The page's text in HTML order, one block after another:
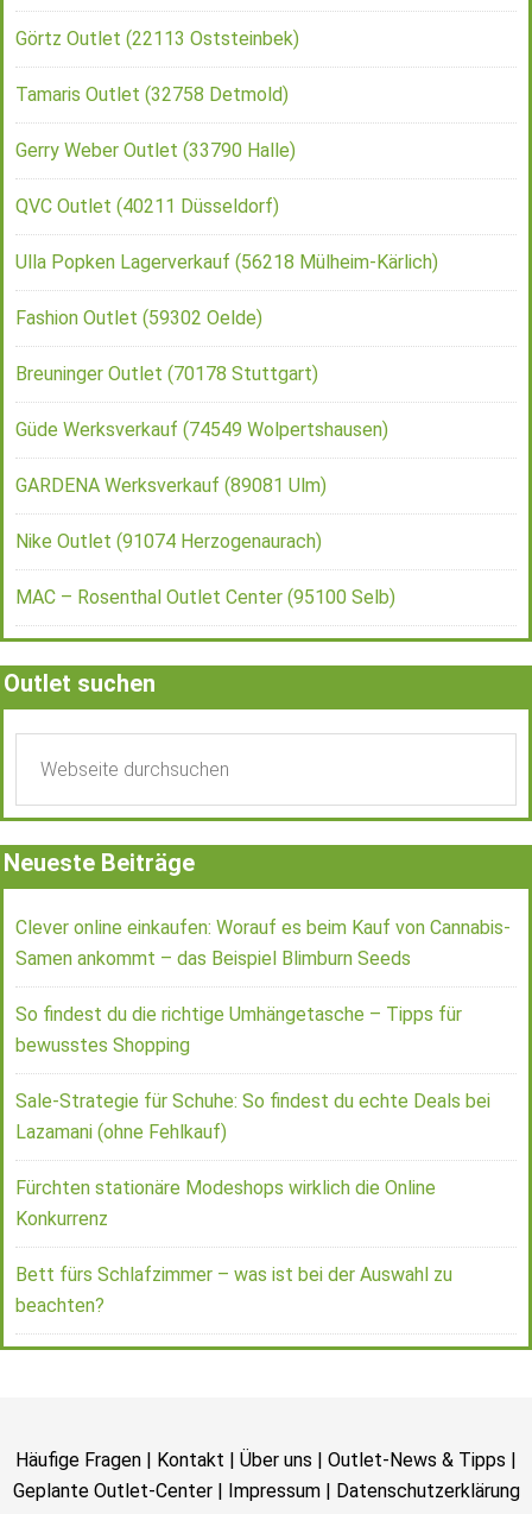
Görtz Outlet (22113 Oststeinbek)
Tamaris Outlet (32758 Detmold)
Gerry Weber Outlet (33790 Halle)
QVC Outlet (40211 Düsseldorf)
Ulla Popken Lagerverkauf (56218 Mülheim-Kärlich)
Fashion Outlet (59302 Oelde)
Breuninger Outlet (70178 Stuttgart)
Güde Werksverkauf (74549 Wolpertshausen)
GARDENA Werksverkauf (89081 Ulm)
Nike Outlet (91074 Herzogenaurach)
MAC – Rosenthal Outlet Center (95100 Selb)
Outlet suchen
Neueste Beiträge
Clever online einkaufen: Worauf es beim Kauf von Cannabis-
Samen ankommt – das Beispiel Blimburn Seeds
So findest du die richtige Umhängetasche – Tipps für
bewusstes Shopping
Sale-Strategie für Schuhe: So findest du echte Deals bei
Lazamani (ohne Fehlkauf)
Fürchten stationäre Modeshops wirklich die Online
Konkurrenz
Bett fürs Schlafzimmer – was ist bei der Auswahl zu
beachten?
Häufige Fragen | Kontakt | Über uns | Outlet-News & Tipps |
Geplante Outlet-Center| Impressum| Datenschutzerklärung